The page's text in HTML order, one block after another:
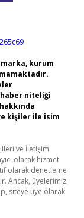
kurum
niteliği
kişiler ile isim
ve İletişim
olarak hizmet
olarak denetleme
Ancak, üyelerimiz
siteye üye olarak